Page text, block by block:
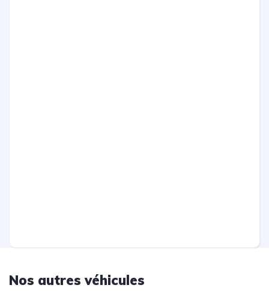
Nos autres véhicules